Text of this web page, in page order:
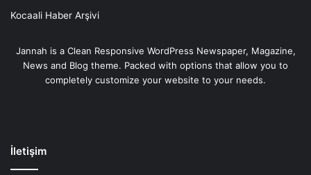
Kocaali Haber Arşivi
Jannah is a Clean Responsive WordPress Newspaper, Magazine,
News and Blog theme. Packed with options that allow you to
completely customize your website to your needs.
İletişim